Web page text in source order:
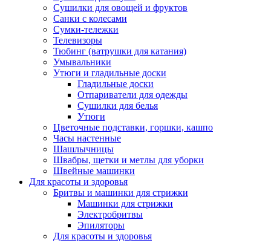
Сушилки для овощей и фруктов
Санки с колесами
Сумки-тележки
Телевизоры
Тюбинг (ватрушки для катания)
Умывальники
Утюги и гладильные доски
Гладильные доски
Отпариватели для одежды
Сушилки для белья
Утюги
Цветочные подставки, горшки, кашпо
Часы настенные
Шашлычницы
Швабры, щетки и метлы для уборки
Швейные машинки
Для красоты и здоровья
Бритвы и машинки для стрижки
Машинки для стрижки
Электробритвы
Эпиляторы
Для красоты и здоровья